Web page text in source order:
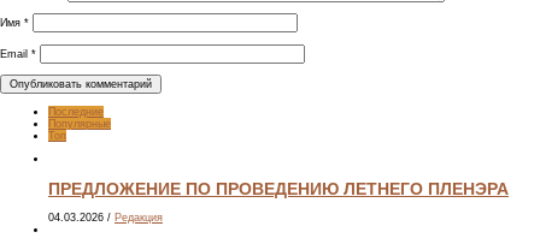
Имя *
Email *
Последние
Популярные
Топ
ПРЕДЛОЖЕНИЕ ПО ПРОВЕДЕНИЮ ЛЕТНЕГО ПЛЕНЭРА
04.03.2026 / Редакция